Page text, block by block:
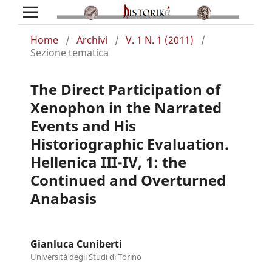
Home / Archivi / V. 1 N. 1 (2011)
/
Sezione tematica
The Direct Participation of
Xenophon in the Narrated
Events and His
Historiographic Evaluation.
Hellenica III-IV, 1: the
Continued and Overturned
Anabasis
Gianluca Cuniberti
Università degli Studi di Torino